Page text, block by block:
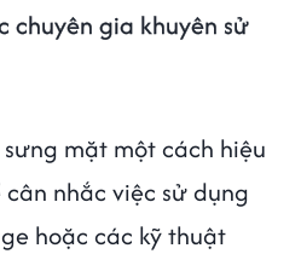
chuyên gia khuyên sử
mặt một cách hiệu
nhắc việc sử dụng
hoặc các kỹ thuật